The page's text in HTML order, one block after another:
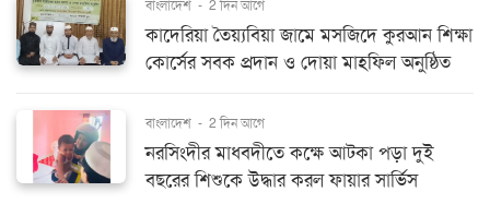
বাংলাদেশ - 2 দিন আগে
কাদেরিয়া তৈয়্যবিয়া জামে মসজিদে কুরআন শিক্ষা
কোর্সের সবক প্রদান ও দোয়া মাহফিল অনুষ্ঠিত
বাংলাদেশ - 2 দিন আগে
নরসিংদীর মাধবদীতে কক্ষে আটকা পড়া দুই
বছরের শিশুকে উদ্ধার করল ফায়ার সার্ভিস